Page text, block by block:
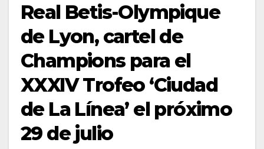
Real Betis-Olympique
de Lyon, cartel de
Champions para el
XXXIV Trofeo ‘Ciudad
de La Línea’ el próximo
29 de julio